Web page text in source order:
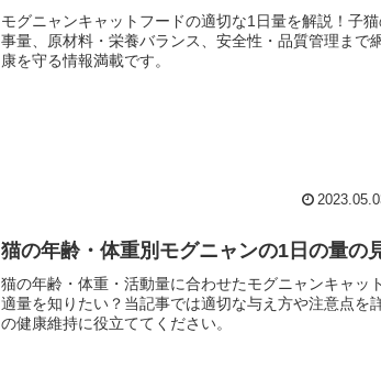
モグニャンキャットフードの適切な1日量を解説！子
事量、原材料・栄養バランス、安全性・品質管理まで
康を守る情報満載です。
猫の年齢・体重別モグニャンの1日の量の
猫の年齢・体重・活動量に合わせたモグニャンキャッ
適量を知りたい？当記事では適切な与え方や注意点を
の健康維持に役立ててください。